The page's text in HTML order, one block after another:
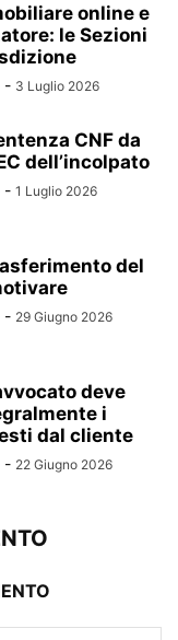
online e
le Sezioni
- 3 Luglio 2026
CNF da
dell’incolpato
- 1 Luglio 2026
del
- 29 Giugno 2026
deve
i
dal cliente
- 22 Giugno 2026